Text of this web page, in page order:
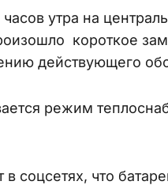
утра на
короткое
действующего
режим
что